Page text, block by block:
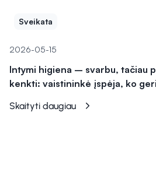
Sveikata
2026-05-15
Intymi higiena – svarbu, tačiau
kenkti: vaistininkė įspėja, ko
Skaityti daugiau